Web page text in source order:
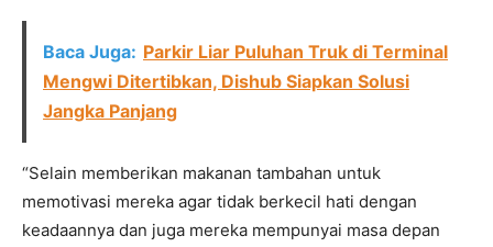
Baca Juga: Parkir Liar Puluhan Truk di Terminal
Mengwi Ditertibkan, Dishub Siapkan Solusi
Jangka Panjang
“Selain memberikan makanan tambahan untuk
memotivasi mereka agar tidak berkecil hati dengan
keadaannya dan juga mereka mempunyai masa depan